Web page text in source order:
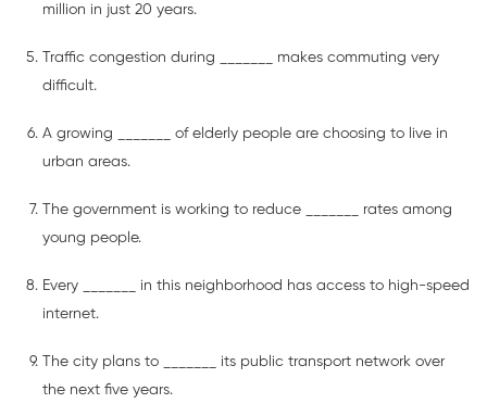
million in just 20 years.
Traffic congestion during _______ makes commuting very
difficult.
A growing _______ of elderly people are choosing to live in
urban areas.
The government is working to reduce _______ rates among
young people.
Every _______ in this neighborhood has access to high-speed
internet.
The city plans to _______ its public transport network over
the next five years.